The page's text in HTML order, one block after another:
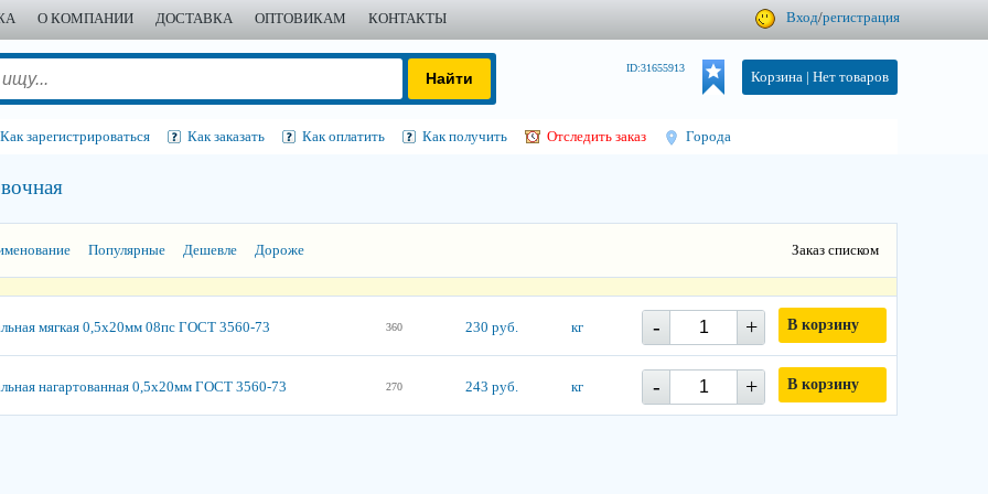
О КОМПАНИИ ДОСТАВКА ОПТОВИКАМ КОНТАКТЫ Вход/регистрация
Корзина | Нет товаров
ID:31655913
Как зарегистрироваться Как заказать Как оплатить Как получить Отследить заказ Города
Популярные Дешевле Дороже Заказ списком
мягкая 0,5х20мм 08пс ГОСТ 3560-73 360 230 руб. кг - + В корзину
нагартованная 0,5х20мм ГОСТ 3560-73 270 243 руб. кг - + В корзину